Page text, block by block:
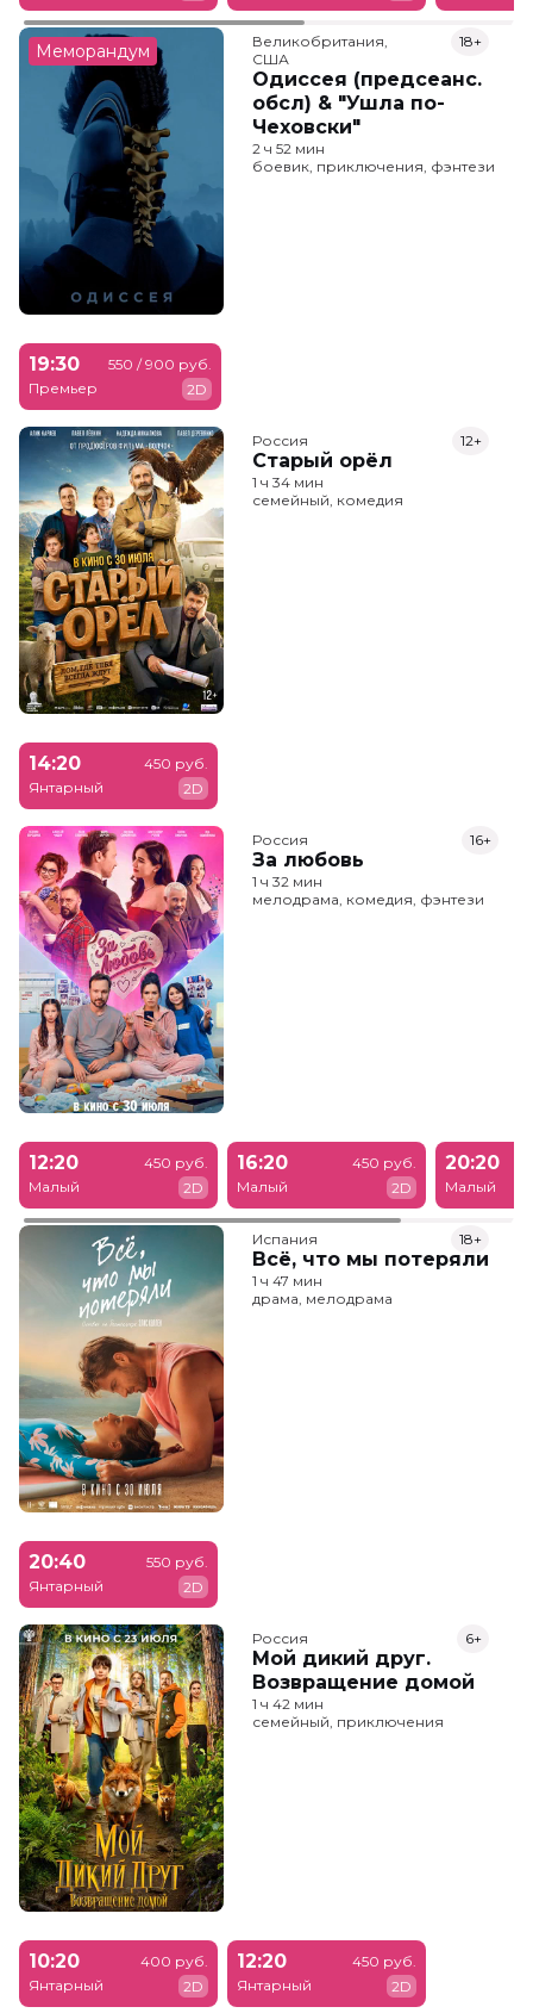
Меморандум
Великобритания,
США
Одиссея (предсеанс.
обсл) & "Ушла по-
Чеховски"
18+
2 ч 52 мин
боевик, приключения, фэнтези
19:30
Премьер
550 / 900 руб.
2D
Россия
Старый орёл
12+
1 ч 34 мин
семейный, комедия
14:20
Янтарный
450 руб.
2D
Россия
За любовь
16+
1 ч 32 мин
мелодрама, комедия, фэнтези
12:20
Малый
450 руб.
2D
16:20
Малый
450 руб.
2D
20:20
Малый
Испания
Всё, что мы потеряли
18+
1 ч 47 мин
драма, мелодрама
20:40
Янтарный
550 руб.
2D
Россия
Мой дикий друг.
Возвращение домой
6+
1 ч 42 мин
семейный, приключения
10:20
Янтарный
400 руб.
2D
12:20
Янтарный
450 руб.
2D